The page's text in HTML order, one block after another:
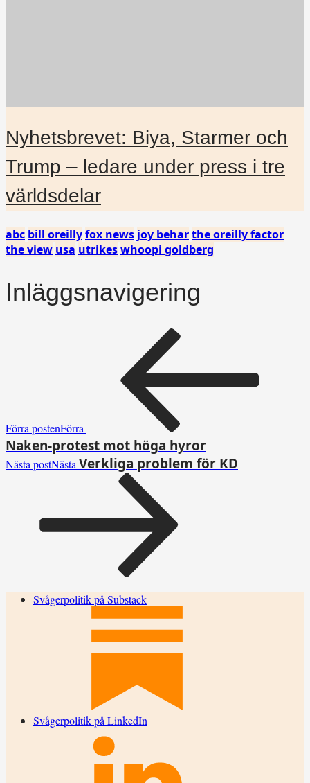
Nyhetsbrevet: Biya, Starmer och
Trump – ledare under press i tre
världsdelar
abc bill oreillyfox news joy beharthe oreilly factor
the view usa utrikeswhoopi goldberg
Inläggsnavigering
Förra postenFörra
Naken-protest mot höga hyror
Nästa postNästa Verkliga problem för KD
Svågerpolitik på Substack
Svågerpolitik på LinkedIn